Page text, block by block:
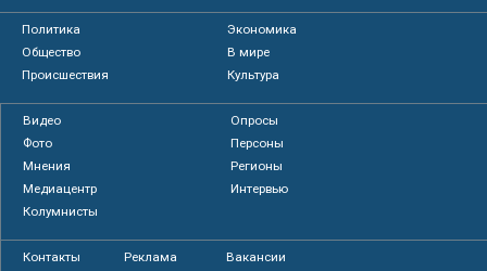
Политика
Экономика
Общество
В мире
Происшествия
Культура
Видео
Опросы
Фото
Персоны
Мнения
Регионы
Медиацентр
Интервью
Колумнисты
Контакты Реклама Вакансии